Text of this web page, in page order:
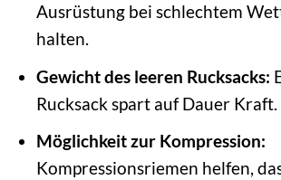
Ausrüstung bei schlechtem
halten.
Gewicht des leeren Rucksacks:
Rucksack spart auf Dauer Kraft.
Möglichkeit zur Kompression:
Kompressionsriemen helfen,